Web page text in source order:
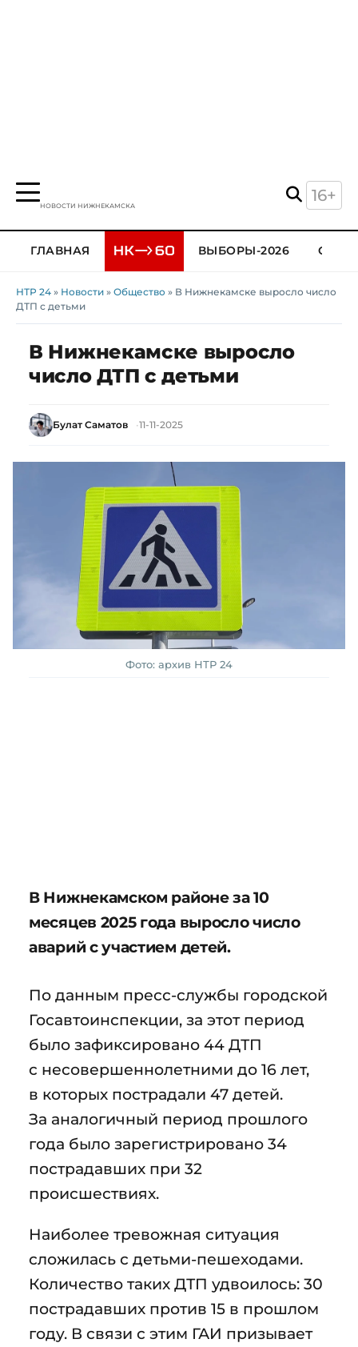
НОВОСТИ НИЖНЕКАМСКА
16+
ГЛАВНАЯ ВЫБОРЫ-2026
НТР 24 » Новости » Общество » В Нижнекамске выросло число
ДТП с детьми
В Нижнекамске выросло
число ДТП с детьми
Булат Саматов 11-11-2025
Фото: архив НТР 24
В Нижнекамском районе за 10
месяцев 2025 года выросло число
аварий с участием детей.
По данным пресс-службы городской
Госавтоинспекции, за этот период
было зафиксировано 44 ДТП
с несовершеннолетними до 16 лет,
в которых пострадали 47 детей.
За аналогичный период прошлого
года было зарегистрировано 34
пострадавших при 32
происшествиях.
Наиболее тревожная ситуация
сложилась с детьми-пешеходами.
Количество таких ДТП удвоилось: 30
пострадавших против 15 в прошлом
году. В связи с этим ГАИ призывает